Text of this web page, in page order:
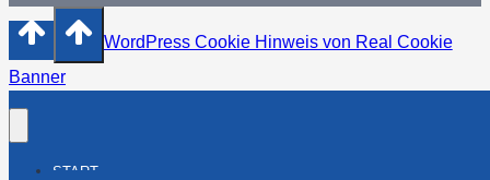
WordPress Cookie Hinweis von Real Cookie
Banner
START